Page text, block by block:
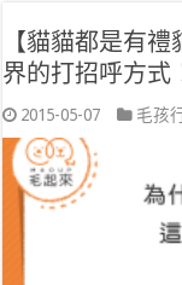
【貓貓都是有
界的打招呼方式
2015-05-07 毛孩